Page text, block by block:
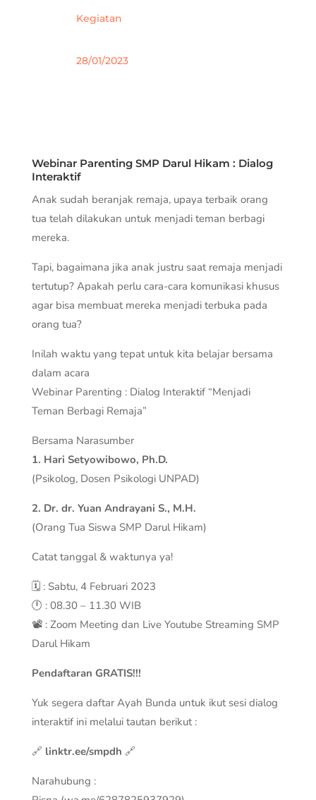
Kegiatan
28/01/2023
Webinar Parenting SMP Darul Hikam : Dialog
Interaktif
Anak sudah beranjak remaja, upaya terbaik orang
tua telah dilakukan untuk menjadi teman berbagi
mereka.
Tapi, bagaimana jika anak justru saat remaja menjadi
tertutup? Apakah perlu cara-cara komunikasi khusus
agar bisa membuat mereka menjadi terbuka pada
orang tua?
Inilah waktu yang tepat untuk kita belajar bersama
dalam acara
Webinar Parenting : Dialog Interaktif “Menjadi
Teman Berbagi Remaja”
Bersama Narasumber
1. Hari Setyowibowo, Ph.D.
(Psikolog, Dosen Psikologi UNPAD)
2. Dr. dr. Yuan Andrayani S., M.H.
(Orang Tua Siswa SMP Darul Hikam)
Catat tanggal & waktunya ya!
🗓️ : Sabtu, 4 Februari 2023
🕛 : 08.30 – 11.30 WIB
📽️ : Zoom Meeting dan Live Youtube Streaming SMP
Darul Hikam
Pendaftaran GRATIS!!!
Yuk segera daftar Ayah Bunda untuk ikut sesi dialog
interaktif ini melalui tautan berikut :
🔗 linktr.ee/smpdh 🔗
Narahubung :